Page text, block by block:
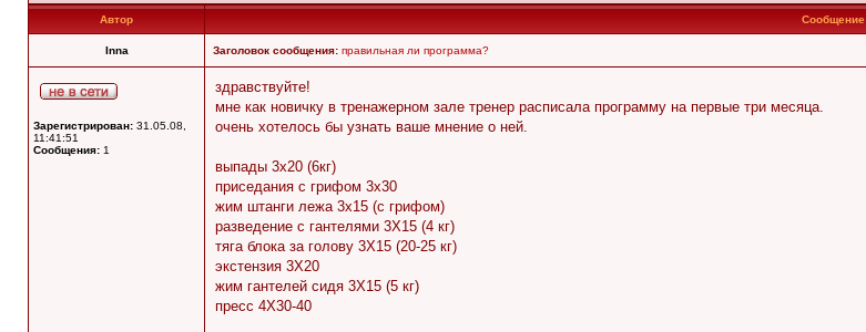
Автор Сообщение
Inna Заголовок сообщения: правильная ли программа?
Зарегистрирован: 31.05.08,
11:41:51
Сообщения: 1
здравствуйте!
мне как новичку в тренажерном зале тренер расписала программу на первые три месяца.
очень хотелось бы узнать ваше мнение о ней.
выпады 3х20 (6кг)
приседания с грифом 3х30
жим штанги лежа 3х15 (с грифом)
разведение с гантелями 3Х15 (4 кг)
тяга блока за голову 3Х15 (20-25 кг)
экстензия 3Х20
жим гантелей сидя 3Х15 (5 кг)
пресс 4Х30-40